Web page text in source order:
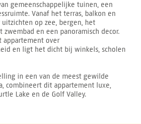
gemeenschappelijke tuinen, een
Vanaf het terras, balkon en
op zee, bergen, het
en een panoramisch decor.
appartement over
en ligt het dicht bij winkels, scholen
in een van de meest gewilde
combineert dit appartement luxe,
Lake en de Golf Valley.